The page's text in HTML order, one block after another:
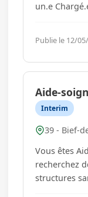
un.e Chargé.e
cette
Chaux allie
Publie le 12/
Aide-
Interim
39 - Bief-
Vous êtes
recherchez
structures